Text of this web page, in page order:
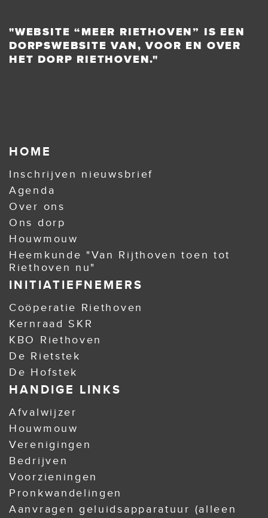
"WEBSITE “MEER RIETHOVEN” IS EEN
DORPSWEBSITE VAN, VOOR EN OVER
HET DORP RIETHOVEN."
HOME
Inschrijven nieuwsbrief
Agenda
Over ons
Ons dorp
Houwmouw
Heemkunde "Van Rijthoven toen tot
Riethoven nu"
INITIATIEFNEMERS
Coöperatie Riethoven
Kernraad SKR
KBO Riethoven
De Rietstek
De Hofstek
HANDIGE LINKS
Afvalwijzer
Houwmouw
Verenigingen
Bedrijven
Voorzieningen
Pronkwandelingen
Aanvragen geluidsapparatuur (alleen